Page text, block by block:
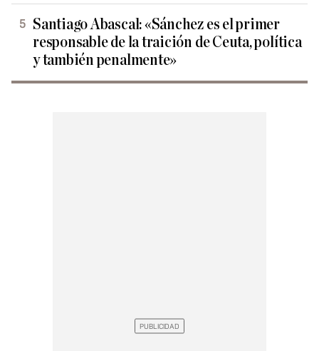
Santiago Abascal: «Sánchez es el primer
responsable de la traición de Ceuta, política
y también penalmente»